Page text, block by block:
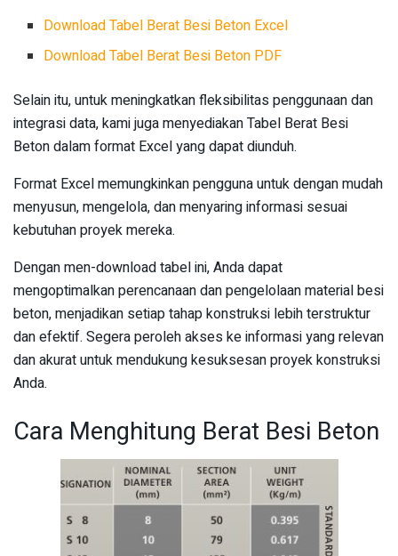
Download Tabel Berat Besi Beton Excel
Download Tabel Berat Besi Beton PDF
Selain itu, untuk meningkatkan fleksibilitas penggunaan dan
integrasi data, kami juga menyediakan Tabel Berat Besi
Beton dalam format Excel yang dapat diunduh.
Format Excel memungkinkan pengguna untuk dengan mudah
menyusun, mengelola, dan menyaring informasi sesuai
kebutuhan proyek mereka.
Dengan men-download tabel ini, Anda dapat
mengoptimalkan perencanaan dan pengelolaan material besi
beton, menjadikan setiap tahap konstruksi lebih terstruktur
dan efektif. Segera peroleh akses ke informasi yang relevan
dan akurat untuk mendukung kesuksesan proyek konstruksi
Anda.
Cara Menghitung Berat Besi Beton